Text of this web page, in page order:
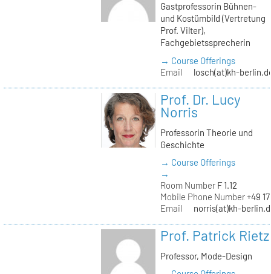
Gastprofessorin Bühnen-
und Kostümbild (Vertretung
Prof. Vilter),
Fachgebietssprecherin
→ Course Offerings
Email
losch(at)kh-
Prof. Dr. Lucy
Norris
Professorin Theorie und
Geschichte
→ Course Offerings
→
Room NumberF 1.12
Mobile Phone Number+49
Email
norris(at)kh-
Prof. Patrick Rietz
Professor, Mode-Design